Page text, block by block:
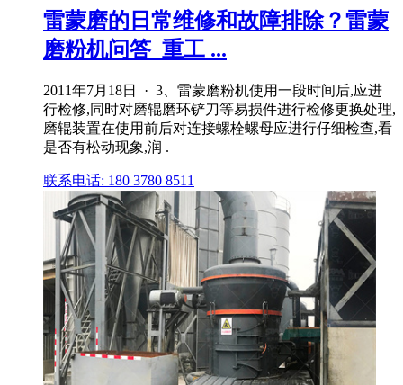
雷蒙磨的日常维修和故障排除？雷蒙
磨粉机问答_重工 ...
2011年7月18日 · 3、雷蒙磨粉机使用一段时间后,应进
行检修,同时对磨辊磨环铲刀等易损件进行检修更换处理,
磨辊装置在使用前后对连接螺栓螺母应进行仔细检查,看
是否有松动现象,润 .
联系电话: 180 3780 8511